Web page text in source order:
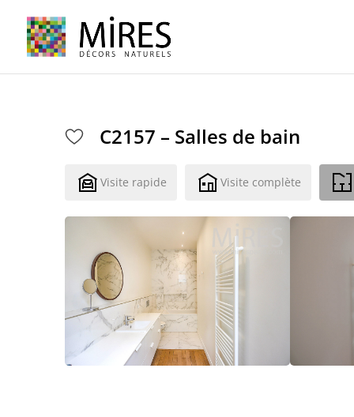
C2157 – Salles de bain
Visite rapide Visite complète